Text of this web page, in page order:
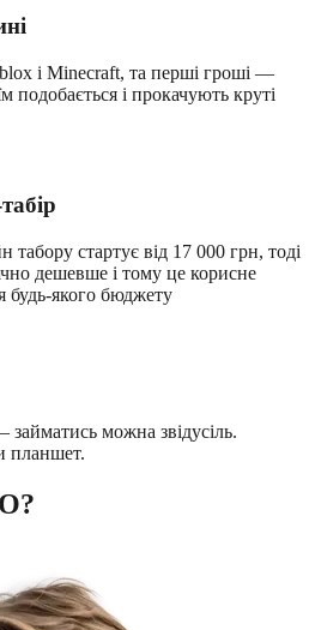
і Minecraft, та перші гроші —
подобається і прокачують круті
табору стартує від 17 000 грн, тоді
дешевше і тому це корисне
будь-якого бюджету
можна звідусіль.
планшет.